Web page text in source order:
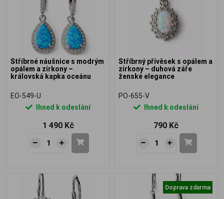
Stříbrné náušnice s modrým
opálem a zirkony –
královská kapka oceánu
EO-549-U
Ihned k odeslání
1 490 Kč
Stříbrný přívěsek s opálem a
zirkony – duhová záře
ženské elegance
PO-655-V
Ihned k odeslání
790 Kč
Doprava zdarma